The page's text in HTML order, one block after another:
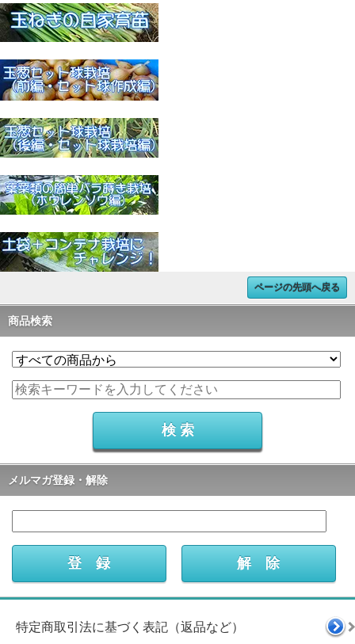
ページの先頭へ戻る
商品検索
メルマガ登録・解除
特定商取引法に基づく表記（返品など）